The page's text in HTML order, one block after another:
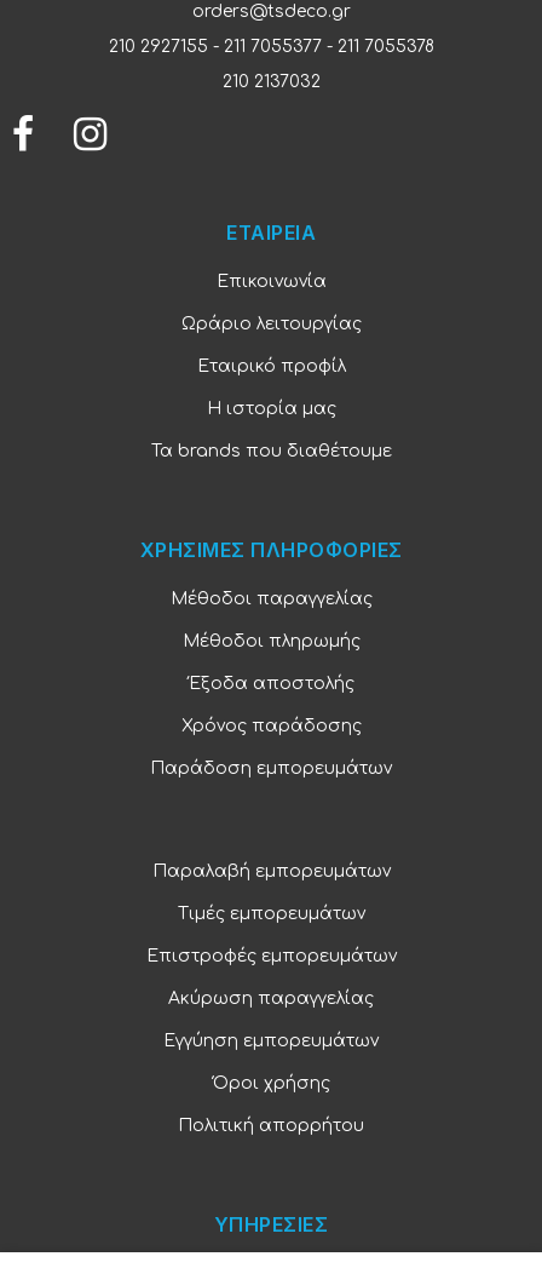
orders@tsdeco.gr
210 2927155 - 211 7055377- 211 7055378
210 2137032
ΕΤΑΙΡΕΙΑ
Επικοινωνία
Ωράριο λειτουργίας
Εταιρικό προφίλ
Η ιστορία μας
Τα brands που διαθέτουμε
ΧΡΗΣΙΜΕΣ ΠΛΗΡΟΦΟΡΙΕΣ
Μέθοδοι παραγγελίας
Μέθοδοι πληρωμής
Έξοδα αποστολής
Χρόνος παράδοσης
Παράδοση εμπορευμάτων
Παραλαβή εμπορευμάτων
Τιμές εμπορευμάτων
Επιστροφές εμπορευμάτων
Ακύρωση παραγγελίας
Εγγύηση εμπορευμάτων
Όροι χρήσης
Πολιτική απορρήτου
ΥΠΗΡΕΣΙΕΣ